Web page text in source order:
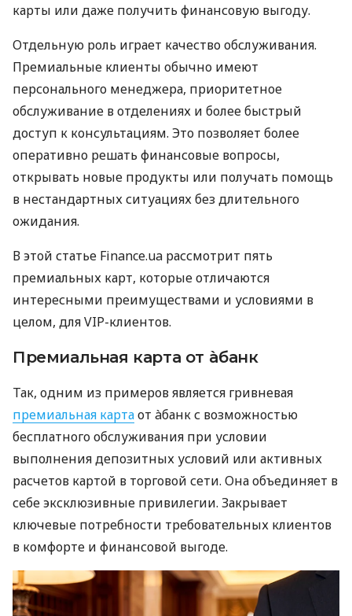
карты или даже получить финансовую выгоду.
Отдельную роль играет качество обслуживания.
Премиальные клиенты обычно имеют
персонального менеджера, приоритетное
обслуживание в отделениях и более быстрый
доступ к консультациям. Это позволяет более
оперативно решать финансовые вопросы,
открывать новые продукты или получать помощь
в нестандартных ситуациях без длительного
ожидания.
В этой статье Finance.ua рассмотрит пять
премиальных карт, которые отличаются
интересными преимуществами и условиями в
целом, для VIP-клиентов.
Премиальная карта от àбанк
Так, одним из примеров является гривневая
премиальная картаот àбанк с возможностью
бесплатного обслуживания при условии
выполнения депозитных условий или активных
расчетов картой в торговой сети. Она объединяет в
себе эксклюзивные привилегии. Закрывает
ключевые потребности требовательных клиентов
в комфорте и финансовой выгоде.